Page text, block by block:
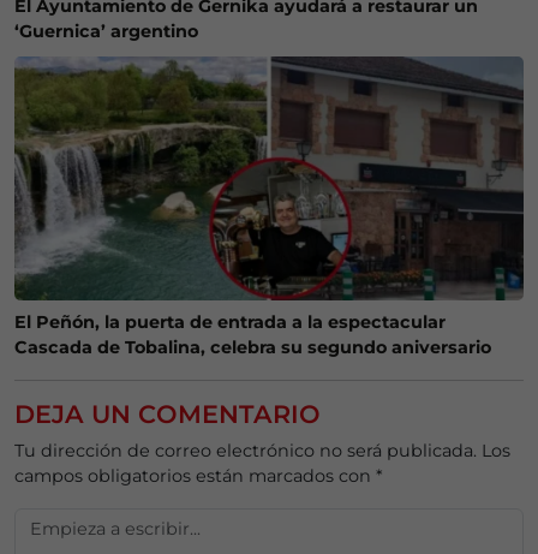
El Ayuntamiento de Gernika ayudará a restaurar un
‘Guernica’ argentino
El Peñón, la puerta de entrada a la espectacular
Cascada de Tobalina, celebra su segundo aniversario
DEJA UN COMENTARIO
Tu dirección de correo electrónico no será publicada. Los
campos obligatorios están marcados con *